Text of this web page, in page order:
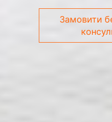
Замовити